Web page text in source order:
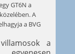
GT6N a
A
a BVG
a